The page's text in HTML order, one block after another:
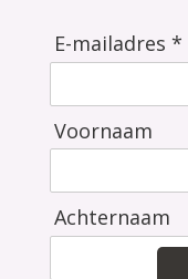
E-mailadres *
Voornaam
Achternaam